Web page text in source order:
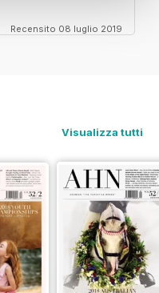
Recensito 08 luglio 2019
Visualizza tutti